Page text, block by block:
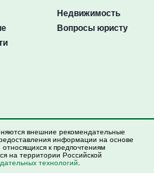
Недвижимость
Вопросы юристу
внешние рекомендательные
информации на основе
к предпочтениям
на территории Российской
технологий